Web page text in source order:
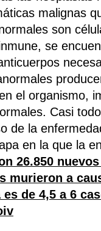
malignas
son
se
el organismo,
Casi
de la
en la que la
26.850
murieron a
de 4,5 a 6